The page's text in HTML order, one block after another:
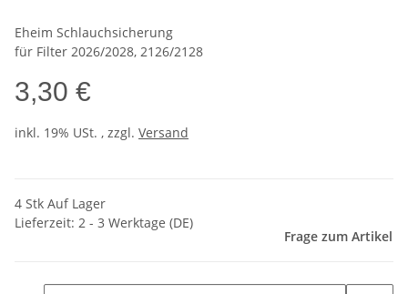
Eheim Schlauchsicherung
für Filter 2026/2028, 2126/2128
3,30 €
inkl. 19% USt. , zzgl. Versand
4 Stk Auf Lager
Lieferzeit: 2 - 3 Werktage (DE)
Frage zum Artikel